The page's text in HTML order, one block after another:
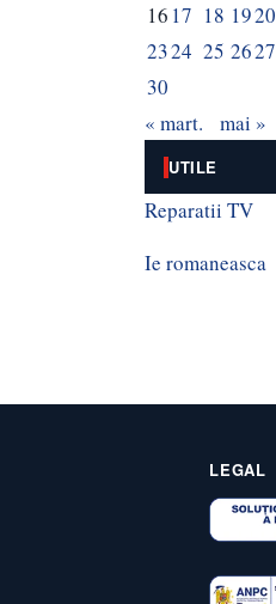
16 17 18 1920
2324 25 2627
30
« mart.
mai »
UTILE
Reparatii TV
Ie romaneasca
LEGAL